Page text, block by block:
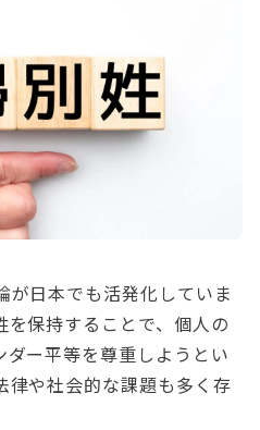
が日本でも活発化していま
保持することで、個人の
ー平等を尊重しようとい
律や社会的な課題も多く存